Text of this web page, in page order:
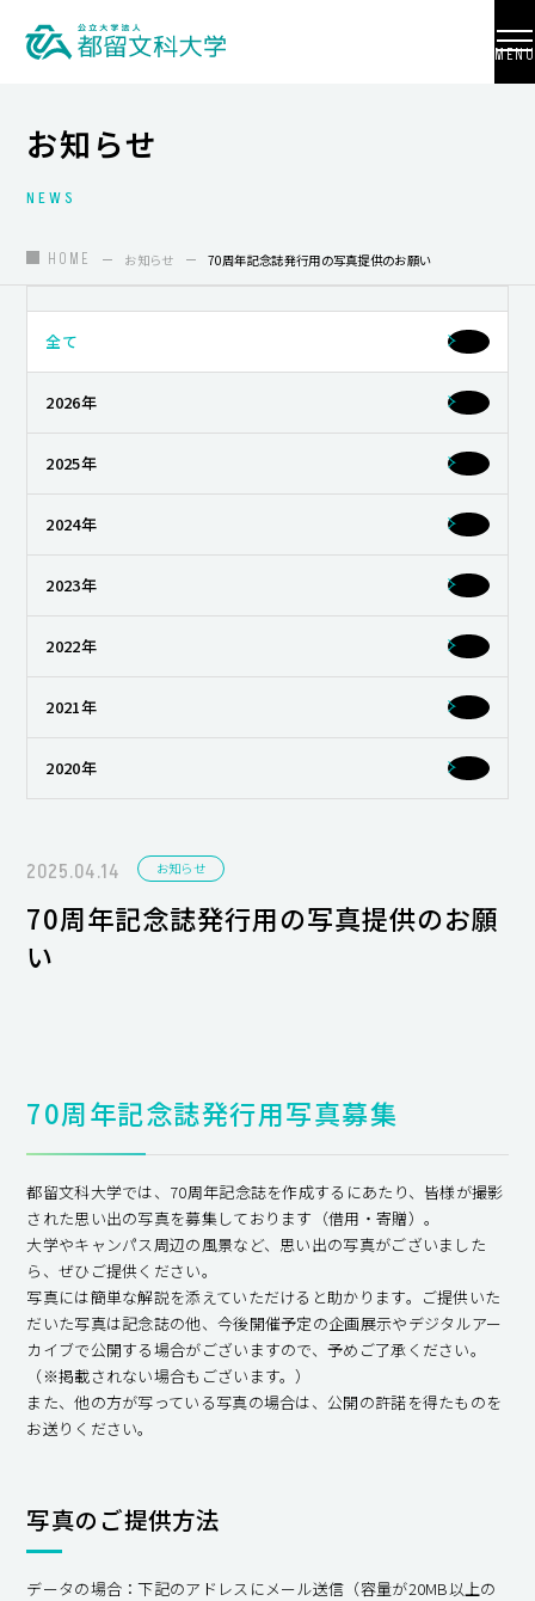
MENU
大学紹介
入試情報
学部・学科・大学院
国際交流
教員養成
研究活動
就職・キャリア支援
お知らせ
NEWS
HOME お知らせ 70周年記念誌発行用の写真提供のお願い
全て
2026年
2025年
2024年
2023年
2022年
2021年
2020年
2025.04.14 お知らせ
70周年記念誌発行用の写真提供のお願
い
70周年記念誌発行用写真募集
都留文科大学では、70周年記念誌を作成するにあたり、皆様が撮影
された思い出の写真を募集しております（借用・寄贈）。
大学やキャンパス周辺の風景など、思い出の写真がございました
ら、ぜひご提供ください。
写真には簡単な解説を添えていただけると助かります。ご提供いた
だいた写真は記念誌の他、今後開催予定の企画展示やデジタルアー
カイブで公開する場合がございますので、予めご了承ください。
（※掲載されない場合もございます。）
また、他の方が写っている写真の場合は、公開の許諾を得たものを
お送りください。
写真のご提供方法
データの場合：下記のアドレスにメール送信（容量が20MB以上の